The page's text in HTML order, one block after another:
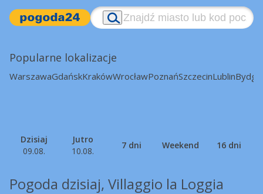
Popularne lokalizacje
WarszawaGdańskKrakówWrocławPoznańSzczecinLublin
Dzisiaj
09.08.
Jutro
10.08.
7 dni Weekend 16 dni
Pogoda dzisiaj, Villaggio la Loggia